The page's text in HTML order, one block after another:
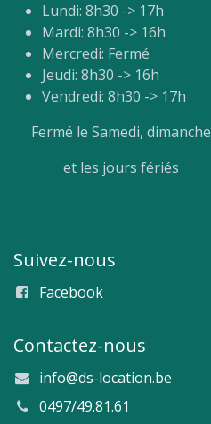
Lundi: 8h30 -> 17h
Mardi: 8h30 -> 16h
Mercredi: Fermé
Jeudi: 8h30 -> 16h
Vendredi: 8h30 -> 17h
Fermé le Samedi, dimanche
et les jours fériés
Suivez-nous
Facebook
Contactez-nous
info@ds-location.be
0497/49.81.61